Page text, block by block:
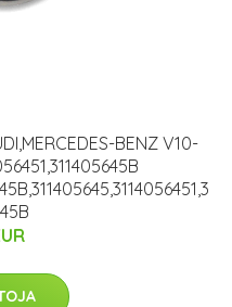
BENZ V10-